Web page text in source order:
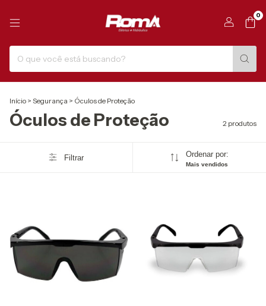
0
Início > Segurança > Óculos de Proteção
Óculos de Proteção 2 produtos
Filtrar Ordenar por:
Mais vendidos